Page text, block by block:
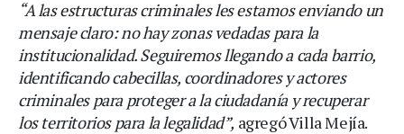
“A las estructuras criminales les estamos enviando un
mensaje claro: no hay zonas vedadas para la
institucionalidad. Seguiremos llegando a cada barrio,
identificando cabecillas, coordinadores y actores
criminales para proteger a la ciudadanía y recuperar
los territorios para la legalidad”, agregó Villa Mejía.